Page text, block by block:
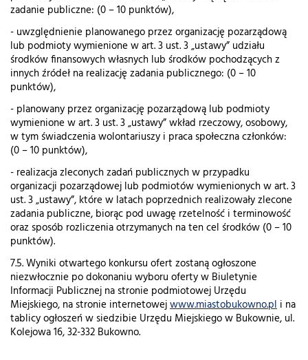
zadanie publiczne: (0 – 10 punktów),
- uwzględnienie planowanego przez organizację pozarządową
lub podmioty wymienione w art. 3 ust. 3 „ustawy” udziału
środków finansowych własnych lub środków pochodzących z
innych źródeł na realizację zadania publicznego: (0 – 10
punktów),
- planowany przez organizację pozarządową lub podmioty
wymienione w art. 3 ust. 3 „ustawy” wkład rzeczowy, osobowy,
w tym świadczenia wolontariuszy i praca społeczna członków:
(0 – 10 punktów),
- realizacja zleconych zadań publicznych w przypadku
organizacji pozarządowej lub podmiotów wymienionych w art. 3
ust. 3 „ustawy”, które w latach poprzednich realizowały zlecone
zadania publiczne, biorąc pod uwagę rzetelność i terminowość
oraz sposób rozliczenia otrzymanych na ten cel środków (0 – 10
punktów).
7.5. Wyniki otwartego konkursu ofert zostaną ogłoszone
niezwłocznie po dokonaniu wyboru oferty w Biuletynie
Informacji Publicznej na stronie podmiotowej Urzędu
Miejskiego, na stronie internetowejwww.miastobukowno.pl i na
tablicy ogłoszeń w siedzibie Urzędu Miejskiego w Bukownie, ul.
Kolejowa 16, 32-332 Bukowno.